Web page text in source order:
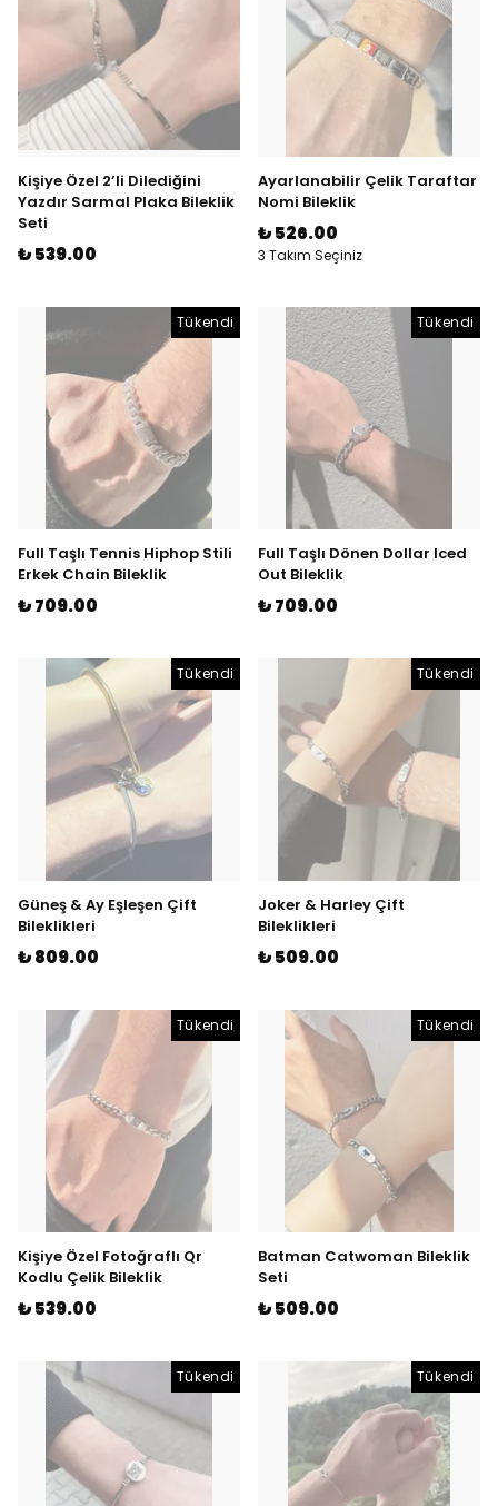
Kişiye Özel 2’li Dilediğini
Yazdır Sarmal Plaka Bileklik
Seti
₺ 539.00
Ayarlanabilir Çelik Taraftar
Nomi Bileklik
₺ 526.00
3 Takım Seçiniz
Tükendi
Full Taşlı Tennis Hiphop Stili
Erkek Chain Bileklik
₺ 709.00
Tükendi
Full Taşlı Dönen Dollar Iced
Out Bileklik
₺ 709.00
Tükendi
Güneş & Ay Eşleşen Çift
Bileklikleri
₺ 809.00
Tükendi
Joker & Harley Çift
Bileklikleri
₺ 509.00
Tükendi
Kişiye Özel Fotoğraflı Qr
Kodlu Çelik Bileklik
₺ 539.00
Tükendi
Batman Catwoman Bileklik
Seti
₺ 509.00
Tükendi Tükendi